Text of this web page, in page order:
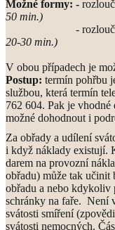
Možné formy: -
50 min.)
- rozloučení v
20-30 min.)
V obou případech je
Postup: termín pohřbu
službou, která termín
762 604. Pak je
možné dohodnout i
Za obřady a udílení
i když náklady existují.
darem na provozní
obřadu) může tak učinit
obřadu a nebo kdykoliv
schránky na faře. Není
svátosti smíření
svátosti nemocných.